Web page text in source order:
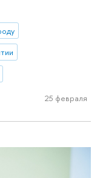
25 февраля